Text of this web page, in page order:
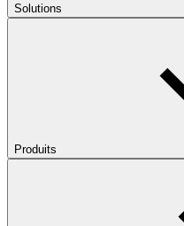
Solutions
Produits